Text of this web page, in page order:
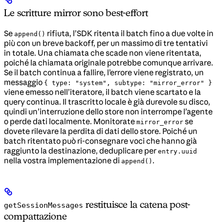
Le scritture mirror sono best-effort
Se append() rifiuta, l’SDK ritenta il batch fino a due volte in
più con un breve backoff, per un massimo di tre tentativi
in totale. Una chiamata che scade non viene ritentata,
poiché la chiamata originale potrebbe comunque arrivare.
Se il batch continua a fallire, l’errore viene registrato, un
messaggio { type: "system", subtype: "mirror_error" }
viene emesso nell’iteratore, il batch viene scartato e la
query continua. Il trascritto locale è già durevole su disco,
quindi un’interruzione dello store non interrompe l’agente
o perde dati localmente. Monitorate mirror_error se
dovete rilevare la perdita di dati dello store. Poiché un
batch ritentato può ri-consegnare voci che hanno già
raggiunto la destinazione, deduplicare per entry.uuid
nella vostra implementazione di append() .
getSessionMessages restituisce la catena post-
compattazione